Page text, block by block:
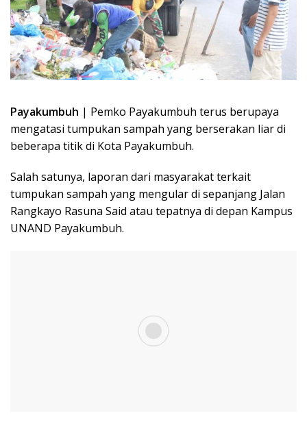
Payakumbuh | Pemko Payakumbuh terus berupaya
mengatasi tumpukan sampah yang berserakan liar di
beberapa titik di Kota Payakumbuh.
Salah satunya, laporan dari masyarakat terkait
tumpukan sampah yang mengular di sepanjang Jalan
Rangkayo Rasuna Said atau tepatnya di depan Kampus
UNAND Payakumbuh.